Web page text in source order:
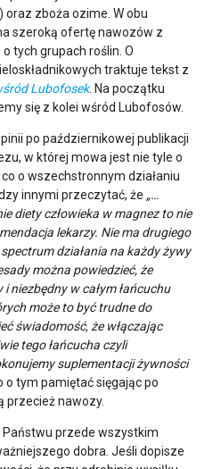
oraz zboża ozime. W obu
szeroką ofertę nawozów z
tych grupach roślin. O
traktuje tekst z
Lubofosek. Na początku
się z kolei wśród Lubofosów.
po październikowej publikacji
w której mowa jest nie tyle o
o wszechstronnym działaniu
innymi przeczytać, że „…
diety człowieka w magnez to nie
lekarzy. Nie ma drugiego
działania na każdy żywy
można powiedzieć, że
niezbędny w całym łańcuchu
może to być trudne do
świadomość, że włączając
tego łańcucha czyli
suplementacji żywności
o tym pamiętać sięgając po
przecież nawozy.
Państwu przede wszystkim
dobra. Jeśli dopisze